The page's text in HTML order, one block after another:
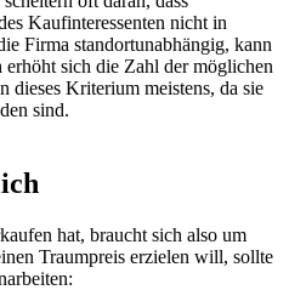
Kaufinteressenten nicht in
Firma standortunabhängig, kann
sich die Zahl der möglichen
dieses Kriterium meistens, da sie
sind.
hat, braucht sich also um
Traumpreis erzielen will, sollte